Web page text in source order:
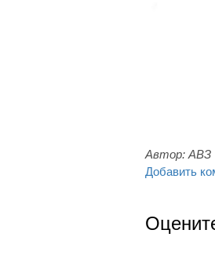
Автор: АВЗ
Добавить